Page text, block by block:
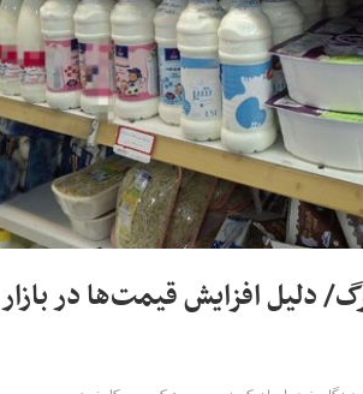
دلیل افزایش قیمت‌ها در بازار